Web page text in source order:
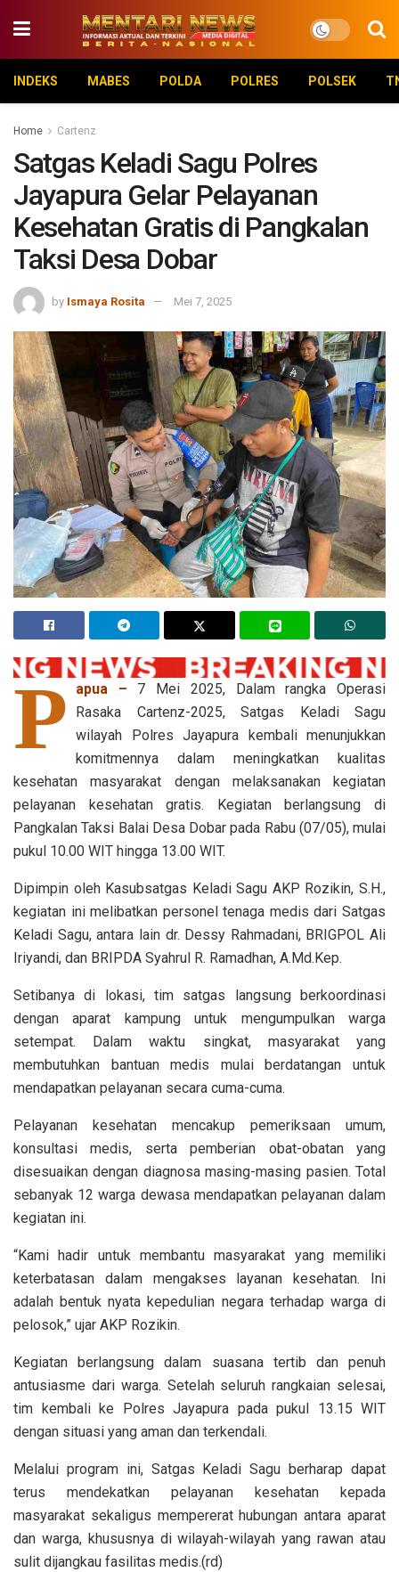
INDEKS MABES POLDA POLRES POLSEK
Home Cartenz
Satgas Keladi Sagu Polres
Jayapura Gelar Pelayanan
Kesehatan Gratis di Pangkalan
Taksi Desa Dobar
by Ismaya Rosita Mei 7, 2025
P apua – 7 Mei 2025, Dalam rangka Operasi
Rasaka Cartenz-2025, Satgas Keladi Sagu
wilayah Polres Jayapura kembali menunjukkan
komitmennya dalam meningkatkan kualitas
kesehatan masyarakat dengan melaksanakan kegiatan
pelayanan kesehatan gratis. Kegiatan berlangsung di
Pangkalan Taksi Balai Desa Dobar pada Rabu (07/05), mulai
pukul 10.00 WIT hingga 13.00 WIT.
Dipimpin oleh Kasubsatgas Keladi Sagu AKP Rozikin, S.H.,
kegiatan ini melibatkan personel tenaga medis dari Satgas
Keladi Sagu, antara lain dr. Dessy Rahmadani, BRIGPOL Ali
Iriyandi, dan BRIPDA Syahrul R. Ramadhan, A.Md.Kep.
Setibanya di lokasi, tim satgas langsung berkoordinasi
dengan aparat kampung untuk mengumpulkan warga
setempat. Dalam waktu singkat, masyarakat yang
membutuhkan bantuan medis mulai berdatangan untuk
mendapatkan pelayanan secara cuma-cuma.
Pelayanan kesehatan mencakup pemeriksaan umum,
konsultasi medis, serta pemberian obat-obatan yang
disesuaikan dengan diagnosa masing-masing pasien. Total
sebanyak 12 warga dewasa mendapatkan pelayanan dalam
kegiatan ini.
“Kami hadir untuk membantu masyarakat yang memiliki
keterbatasan dalam mengakses layanan kesehatan. Ini
adalah bentuk nyata kepedulian negara terhadap warga di
pelosok,” ujar AKP Rozikin.
Kegiatan berlangsung dalam suasana tertib dan penuh
antusiasme dari warga. Setelah seluruh rangkaian selesai,
tim kembali ke Polres Jayapura pada pukul 13.15 WIT
dengan situasi yang aman dan terkendali.
Melalui program ini, Satgas Keladi Sagu berharap dapat
terus mendekatkan pelayanan kesehatan kepada
masyarakat sekaligus mempererat hubungan antara aparat
dan warga, khususnya di wilayah-wilayah yang rawan atau
sulit dijangkau fasilitas medis.(rd)